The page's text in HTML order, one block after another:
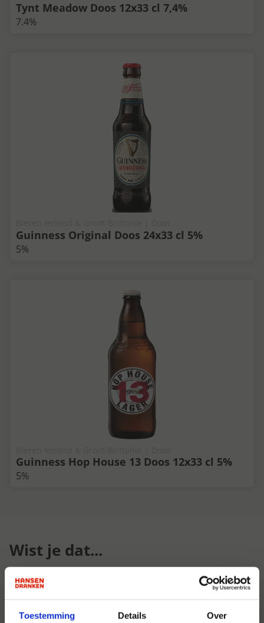
Toestemming Details Over
Tynt Meadow Doos 12x33 cl 7,4%
7.4%
Guinness Original Doos 24x33 cl 5%
5%
Guinness Hop House 13 Doos 12x33 cl 5%
5%
Wist je dat...